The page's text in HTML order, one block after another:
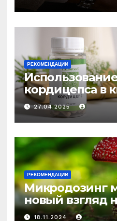
РЕКОМЕНДАЦИИ
кордицепса в
медицине:
средство
и истощения
27.04.2025
РЕКОМЕНДАЦИИ
Микродозинг
новый взгляд
психоделику
18.11.2024